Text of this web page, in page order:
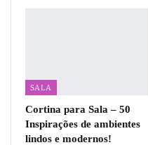
SALA
Cortina para Sala – 50
Inspirações de ambientes
lindos e modernos!